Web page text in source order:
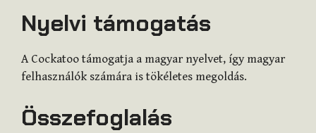
Nyelvi támogatás
A Cockatoo támogatja a magyar nyelvet, így magyar
felhasználók számára is tökéletes megoldás.
Összefoglalás